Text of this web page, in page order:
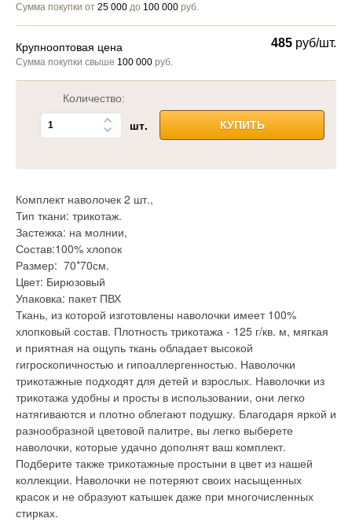
Сумма покупки от 25 000 до 100 000 руб.
Крупнооптовая цена
Сумма покупки свыше 100 000 руб.
485 руб/шт.
Количество:
шт. КУПИТЬ
Комплект наволочек 2 шт.,
Тип ткани: трикотаж.
Застежка: на молнии,
Состав:100% хлопок
Размер: 70*70см.
Цвет: Бирюзовый
Упаковка: пакет ПВХ
Ткань, из которой изготовлены наволочки имеет 100%
хлопковый состав. Плотность трикотажа - 125 г/кв. м, мягкая
и приятная на ощупь ткань обладает высокой
гигроскопичностью и гипоаллергенностью. Наволочки
трикотажные подходят для детей и взрослых. Наволочки из
трикотажа удобны и просты в использовании, они легко
натягиваются и плотно облегают подушку. Благодаря яркой и
разнообразной цветовой палитре, вы легко выберете
наволочки, которые удачно дополнят ваш комплект.
Подберите также трикотажные простыни в цвет из нашей
коллекции. Наволочки не потеряют своих насыщенных
красок и не образуют катышек даже при многочисленных
стирках.